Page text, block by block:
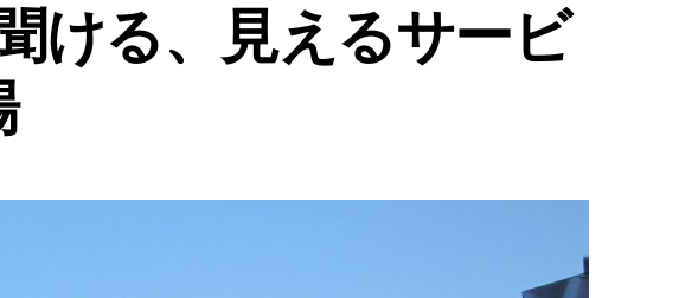
ける、見えるサービ